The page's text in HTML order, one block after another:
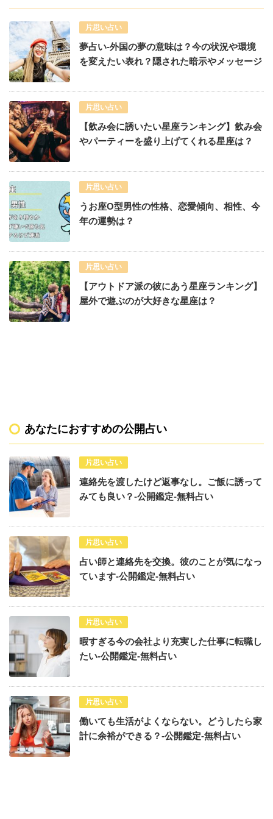
片思い占い
夢占い-外国の夢の意味は？今の状況や環境
を変えたい表れ？隠された暗示やメッセージ
片思い占い
【飲み会に誘いたい星座ランキング】飲み会
やパーティーを盛り上げてくれる星座は？
片思い占い
うお座O型男性の性格、恋愛傾向、相性、今
年の運勢は？
片思い占い
【アウトドア派の彼にあう星座ランキング】
屋外で遊ぶのが大好きな星座は？
あなたにおすすめの公開占い
片思い占い
連絡先を渡したけど返事なし。ご飯に誘って
みても良い？-公開鑑定-無料占い
片思い占い
占い師と連絡先を交換。彼のことが気になっ
ています-公開鑑定-無料占い
片思い占い
暇すぎる今の会社より充実した仕事に転職し
たい-公開鑑定-無料占い
片思い占い
働いても生活がよくならない。どうしたら家
計に余裕ができる？-公開鑑定-無料占い